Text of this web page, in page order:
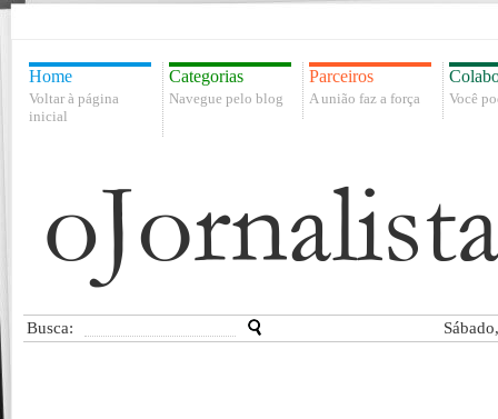
Home
Voltar à página
inicial
Categorias
Navegue pelo blog
Parceiros
A união faz a força Você
Busca: